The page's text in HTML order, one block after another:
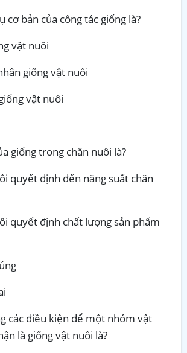
cơ bản của công tác giống là?
vật nuôi
giống vật nuôi
vật nuôi
giống trong chăn nuôi là?
quyết định đến năng suất chăn
quyết định chất lượng sản phẩm
các điều kiện để một nhóm vật
là giống vật nuôi là?